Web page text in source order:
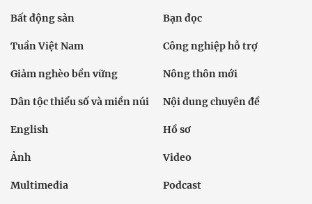
Bất động sản Bạn đọc
Tuần Việt Nam Công nghiệp hỗ trợ
Giảm nghèo bền vững Nông thôn mới
Dân tộc thiểu số và miền núi Nội dung chuyên đề
English Hồ sơ
Ảnh Video
Multimedia Podcast